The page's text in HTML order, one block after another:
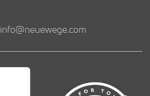
info@neuewege.com